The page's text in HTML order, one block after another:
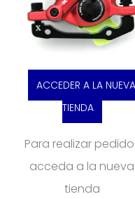
ACCEDER A LA NUEVA
TIENDA
Para realizar
acceda a la nueva
tienda